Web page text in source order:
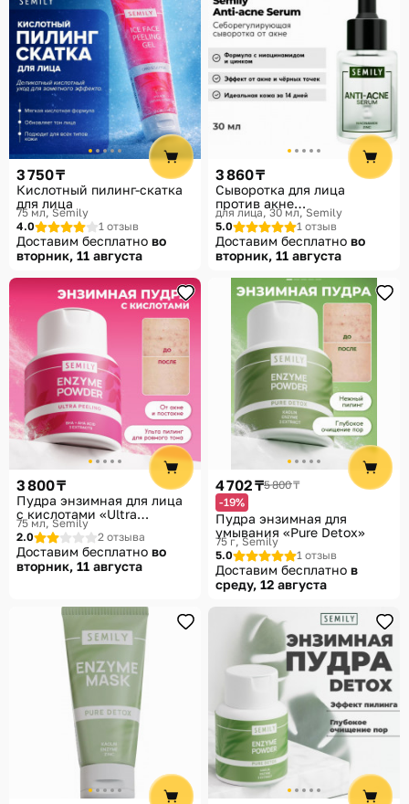
3 750 ₸
Кислотный пилинг-скатка
для лица
75 мл Semily
4.0
1 отзыв
Доставим бесплатно во
вторник, 11 августа
3 860 ₸
Сыворотка для лица
против акне
с ниацинамидом «Anti-
Acne Serum»
для лица, 30 мл Semily
5.0
1 отзыв
Доставим бесплатно во
вторник, 11 августа
3 800 ₸
Пудра энзимная для лица
с кислотами «Ultra
peeling»
75 мл Semily
2.0
2 отзыва
Доставим бесплатно во
вторник, 11 августа
4 702 ₸5 800 ₸
-19%
Пудра энзимная для
умывания «Pure Detox»
75 г Semily
5.0
1 отзыв
Доставим бесплатно в
среду, 12 августа